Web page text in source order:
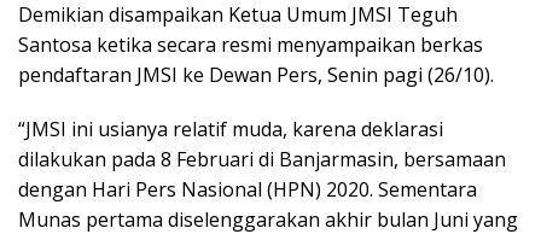
Demikian disampaikan Ketua Umum JMSI Teguh
Santosa ketika secara resmi menyampaikan berkas
pendaftaran JMSI ke Dewan Pers, Senin pagi (26/10).
“JMSI ini usianya relatif muda, karena deklarasi
dilakukan pada 8 Februari di Banjarmasin, bersamaan
dengan Hari Pers Nasional (HPN) 2020. Sementara
Munas pertama diselenggarakan akhir bulan Juni yang